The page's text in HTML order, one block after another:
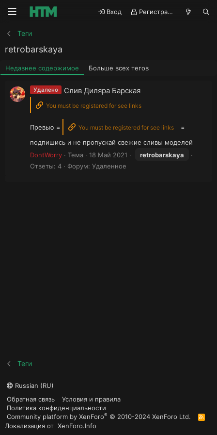
Вход Регистрация
Теги
retrobarskaya
Недавнее содержимое Больше всех тегов
Удалено Слив Диляра Барская
You must be registered for see links
Превью = You must be registered for see links
=
подпишись и не пропускай свежие сливы моделей
DontWorry
Тема 18 Май 2021
retrobarskaya
Ответы: 4
Форум: Удаленное
Теги
Russian (RU)
Обратная связь
Условия и правила
Политика конфиденциальности
Community platform by XenForo® © 2010-2024 XenForo Ltd.
R
S
Локализация от XenForo.Info